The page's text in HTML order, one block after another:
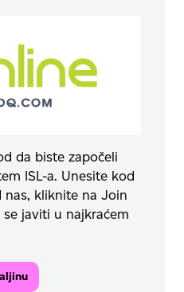
da biste započeli
ISL-a. Unesite kod
kliknite na Join
javiti u najkraćem